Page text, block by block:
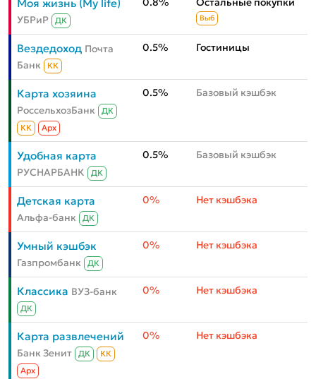
Моя жизнь (My life)
УБРиР ДК Выб
Вездедоход Почта
Банк
КК
0.5% Гостиницы
Карта хозяина
РоссельхозБанк
ДК
КК
Aрх
0.5% Базовый кэшбэк
Удобная карта
РУСНАРБАНК ДК
0.5% Базовый кэшбэк
Детская карта
Альфа-банк ДК
0% Нет кэшбэка
Умный кэшбэк
Газпромбанк ДК
0% Нет кэшбэка
Классика ВУЗ-банк
ДК
0% Нет кэшбэка
Карта развлечений
Банк Зенит ДК
КК
Aрх
0% Нет кэшбэка